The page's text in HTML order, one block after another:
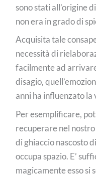
sono stati all’origine
non era in grado di
Acquisita tale
necessità di
facilmente ad
disagio,
anni ha influenzato la
Per esemplificare,
recuperare nel
di ghiaccio nascosto
occupa spazio. E’
magicamente esso si